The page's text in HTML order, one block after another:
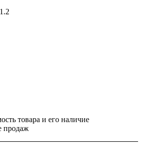
товара и его наличие
продаж